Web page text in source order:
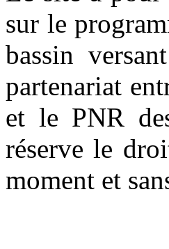
sur le
bassin
partenariat
et le PNR
réserve le
moment et